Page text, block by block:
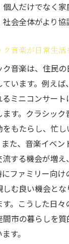
個人だけでなく
会全体がより協
音楽が日常生活
音楽は、住民
います。例え
ミニコンサー
す。クラシッ
もたらし、忙
た、音楽イベン
する機会が増
ファミリー向け
む良い機会と
。こうした日々
市の暮らしを
す。